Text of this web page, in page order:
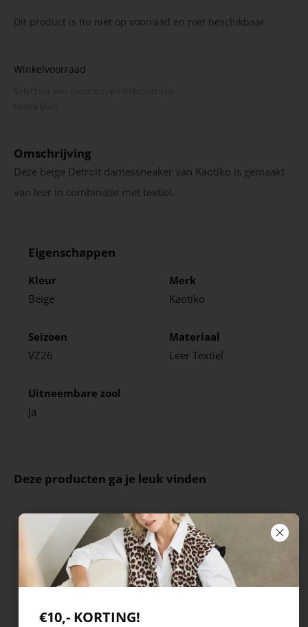
Dit product is nu niet op voorraad en niet beschikbaar.
Winkelvoorraad
Omschrijving
Deze beige Detroit damessneaker van Kaotiko is gemaakt
van leer in combinatie met textiel.
Eigenschappen
Kleur
Beige
Merk
Kaotiko
Seizoen
VZ26
Materiaal
Leer Textiel
Uitneembare zool
Ja
Deze producten ga je leuk vinden
€10,- KORTING!